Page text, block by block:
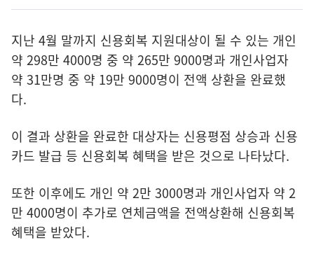
지난 4월 말까지 신용회복 지원대상이 될 수 있는 개인
약 298만 4000명 중 약 265만 9000명과 개인사업자
약 31만명 중 약 19만 9000명이 전액 상환을 완료했
다.
이 결과 상환을 완료한 대상자는 신용평점 상승과 신용
카드 발급 등 신용회복 혜택을 받은 것으로 나타났다.
또한 이후에도 개인 약 2만 3000명과 개인사업자 약 2
만 4000명이 추가로 연체금액을 전액상환해 신용회복
혜택을 받았다.